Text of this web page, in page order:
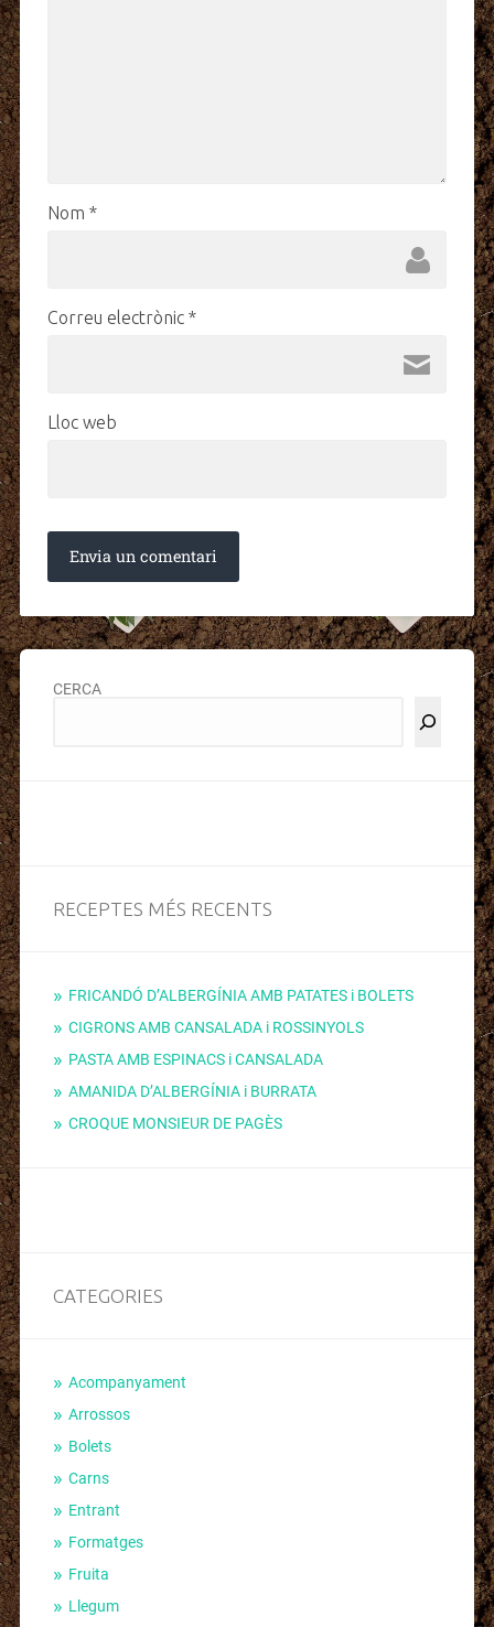
Nom *
Correu electrònic *
Lloc web
CERCA
RECEPTES MÉS RECENTS
FRICANDÓ D’ALBERGÍNIA AMB PATATES i BOLETS
CIGRONS AMB CANSALADA i ROSSINYOLS
PASTA AMB ESPINACS i CANSALADA
AMANIDA D’ALBERGÍNIA i BURRATA
CROQUE MONSIEUR DE PAGÈS
CATEGORIES
Acompanyament
Arrossos
Bolets
Carns
Entrant
Formatges
Fruita
Llegum